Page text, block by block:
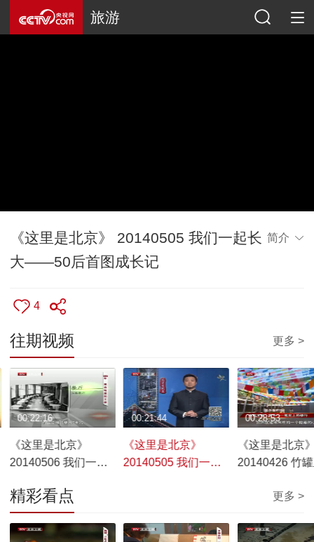
旅游
《这里是北京》 20140505 我们一起长
大——50后首图成长记
简介
4
往期视频 更多 >
《这里是北京》
20140506 我们一起
忆
00:22:16
《这里是北京》
20140505 我们一起
00:21:44
《这里是北京
20140426 竹
00:28:53
精彩看点 更多 >